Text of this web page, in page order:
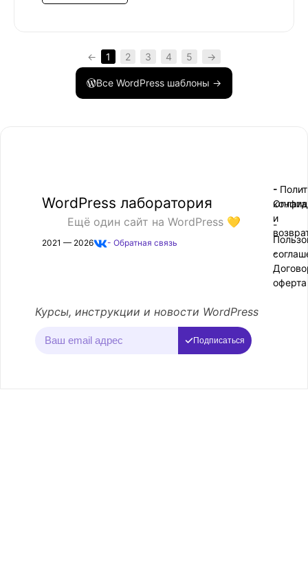
← 1 2 3 4 5 →
Все WordPress шаблоны →
WordPress лаборатория
Ещё один сайт на WordPress 💛
2021 — 2026 - Обратная связь
-
-
-
Оплата
и
-
оферта
Курсы, инструкции и новости WordPress
Подписаться